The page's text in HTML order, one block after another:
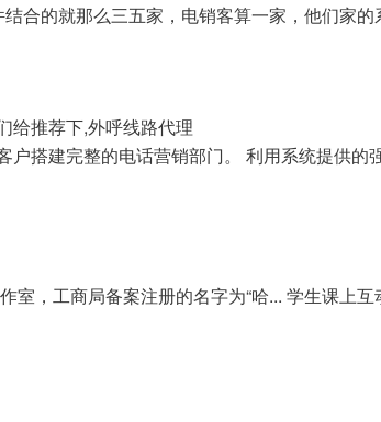
合的就那么三五家，电销客算一家，他们家
给推荐下,外呼线路代理
搭建完整的电话营销部门。 利用系统提供
，工商局备案注册的名字为“哈... 学生课上